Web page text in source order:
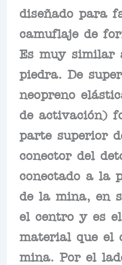
diseñado para
camuflaje de
Es muy similar
piedra. De
neopreno
de activación)
parte superior
conector del
conectado a la
de la mina, en
el centro y es
material que el
mina. Por el